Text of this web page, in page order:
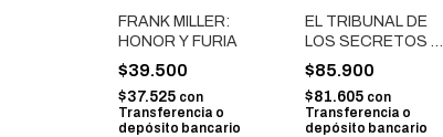
FRANK MILLER:
HONOR Y FURIA
$39.500
$37.525 con
Transferencia o
depósito bancario
EL TRIBUNAL DE
LOS SECRETOS #
02
$85.900
$81.605 con
Transferencia o
depósito bancario